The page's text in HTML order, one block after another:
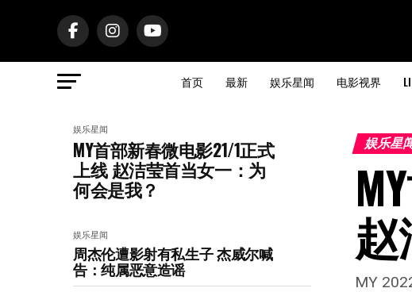
首页 最新 娱乐星闻 电影视界
娱乐星闻
MY首部新春微电影21/1正式
上线 赵洁莹首当女一：为
何会是我？
娱乐星闻
周杰伦遭影射有私生子 杰威尔喊
告：纯属恶意造谣
娱乐星
MY